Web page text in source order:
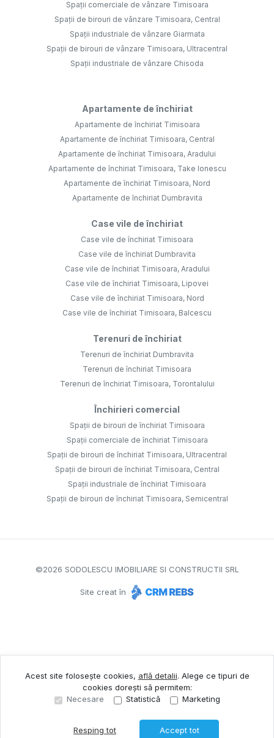
Spații comerciale de vânzare Timisoara
Spații de birouri de vânzare Timisoara, Central
Spații industriale de vânzare Giarmata
Spații de birouri de vânzare Timisoara, Ultracentral
Spații industriale de vânzare Chisoda
Apartamente de închiriat
Apartamente de închiriat Timisoara
Apartamente de închiriat Timisoara, Central
Apartamente de închiriat Timisoara, Aradului
Apartamente de închiriat Timisoara, Take Ionescu
Apartamente de închiriat Timisoara, Nord
Apartamente de închiriat Dumbravita
Case vile de închiriat
Case vile de închiriat Timisoara
Case vile de închiriat Dumbravita
Case vile de închiriat Timisoara, Aradului
Case vile de închiriat Timisoara, Lipovei
Case vile de închiriat Timisoara, Nord
Case vile de închiriat Timisoara, Balcescu
Terenuri de închiriat
Terenuri de închiriat Dumbravita
Terenuri de închiriat Timisoara
Terenuri de închiriat Timisoara, Torontalului
Închirieri comercial
Spații de birouri de închiriat Timisoara
Spații comerciale de închiriat Timisoara
Spații de birouri de închiriat Timisoara, Ultracentral
Spații de birouri de închiriat Timisoara, Central
Spații industriale de închiriat Timisoara
Spații de birouri de închiriat Timisoara, Semicentral
©2026 SODOLESCU IMOBILIARE SI CONSTRUCTII SRL
Site creat în
Acest site folosește cookies, află detalii. Alege ce tipuri de
cookies dorești să permitem:
Necesare
Statistică Marketing
Resping tot Accept tot